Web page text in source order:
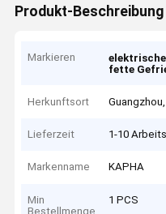
Produkt-Beschreibung
Markieren
fette
Herkunftsort
Lieferzeit 1-10
Markenname KAPHA
Min
Bestellmenge
1 PCS